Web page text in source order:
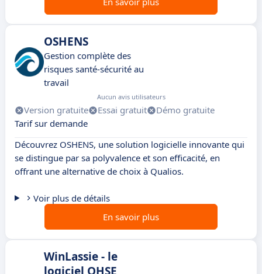
OSHENS
Gestion complète des
risques santé-sécurité au
travail
Aucun avis utilisateurs
Version gratuite Essai gratuit
Démo gratuite
Tarif sur demande
Découvrez OSHENS, une solution logicielle innovante qui
se distingue par sa polyvalence et son efficacité, en
offrant une alternative de choix à Qualios.
Voir plus de détails
En savoir plus
WinLassie - le